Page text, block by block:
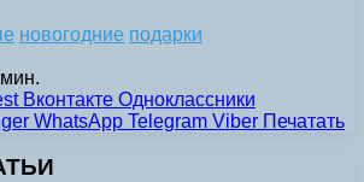
новогодние подарки
Вконтакте Одноклассники
WhatsApp Telegram Viber Печатать